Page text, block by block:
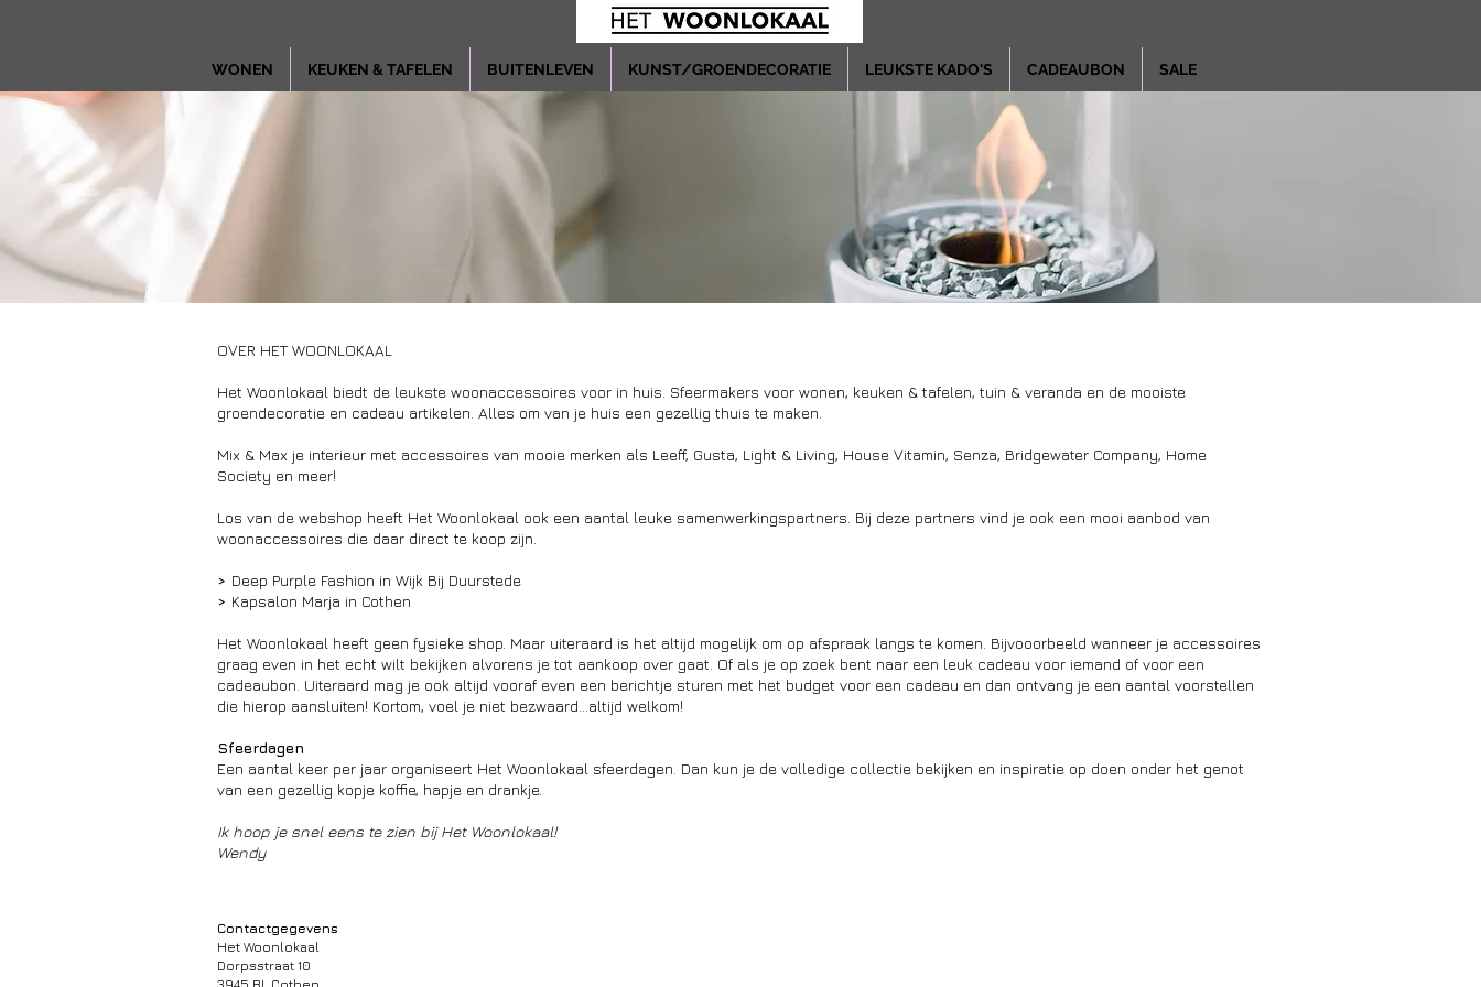
WONEN KEUKEN & TAFELEN BUITENLEVEN KUNST/GROENDECORATIE LEUKSTE KADO'S CADEAUBON SALE
OVER HET WOONLOKAAL
Het Woonlokaal biedt de leukste woonaccessoires voor in huis. Sfeermakers voor wonen, keuken & tafelen, tuin & veranda en de mooiste
groendecoratie en cadeau artikelen. Alles om van je huis een gezellig thuis te maken.
Mix & Max je interieur met accessoires van mooie merken als Leeff, Gusta, Light & Living, House Vitamin, Senza, Bridgewater Company, Home
Society en meer!
Los van de webshop heeft Het Woonlokaal ook een aantal leuke samenwerkingspartners. Bij deze partners vind je ook een mooi aanbod van
woonaccessoires die daar direct te koop zijn.
> Deep Purple Fashion in Wijk Bij Duurstede
> Kapsalon Marja in Cothen
Het Woonlokaal heeft geen fysieke shop. Maar uiteraard is het altijd mogelijk om op afspraak langs te komen. Bijvooorbeeld wanneer je accessoires
graag even in het echt wilt bekijken alvorens je tot aankoop over gaat. Of als je op zoek bent naar een leuk cadeau voor iemand of voor een
cadeaubon. Uiteraard mag je ook altijd vooraf even een berichtje sturen met het budget voor een cadeau en dan ontvang je een aantal voorstellen
die hierop aansluiten! Kortom, voel je niet bezwaard...altijd welkom!
Sfeerdagen
Een aantal keer per jaar organiseert Het Woonlokaal sfeerdagen. Dan kun je de volledige collectie bekijken en inspiratie op doen onder het genot
van een gezellig kopje koffie, hapje en drankje.
Ik hoop je snel eens te zien bij Het Woonlokaal!
Wendy
Contactgegevens
Het Woonlokaal
Dorpsstraat 10